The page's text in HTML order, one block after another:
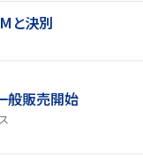
と決別
般販売開始